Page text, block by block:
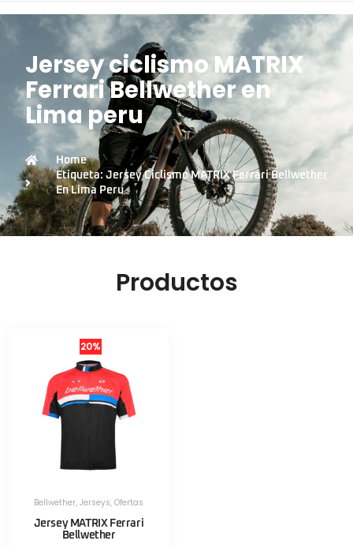
Jersey ciclismo MATRIX
Ferrari Bellwether en
Lima peru
Home
Etiqueta: Jersey Ciclismo MATRIX Ferrari Bellwether
En Lima Peru
Productos
20%
Bellwether, Jerseys, Ofertas
Jersey MATRIX Ferrari
Bellwether